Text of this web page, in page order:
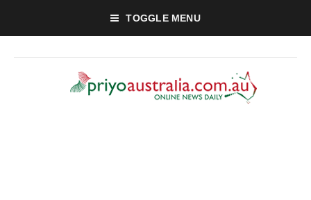
TOGGLE MENU